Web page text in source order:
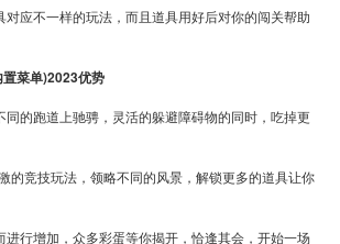
应不一样的玩法，而且道具用好后对你的闯关帮助
菜单)2023优势
同的跑道上驰骋，灵活的躲避障碍物的同时，吃掉更
的竞技玩法，领略不同的风景，解锁更多的道具让你
行增加，众多彩蛋等你揭开，恰逢其会，开始一场